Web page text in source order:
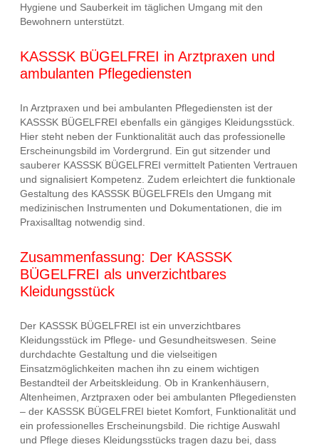
Hygiene und Sauberkeit im täglichen Umgang mit den
Bewohnern unterstützt.
KASSSK BÜGELFREI in Arztpraxen und
ambulanten Pflegediensten
In Arztpraxen und bei ambulanten Pflegediensten ist der
KASSSK BÜGELFREI ebenfalls ein gängiges Kleidungsstück.
Hier steht neben der Funktionalität auch das professionelle
Erscheinungsbild im Vordergrund. Ein gut sitzender und
sauberer KASSSK BÜGELFREI vermittelt Patienten Vertrauen
und signalisiert Kompetenz. Zudem erleichtert die funktionale
Gestaltung des KASSSK BÜGELFREIs den Umgang mit
medizinischen Instrumenten und Dokumentationen, die im
Praxisalltag notwendig sind.
Zusammenfassung: Der KASSSK
BÜGELFREI als unverzichtbares
Kleidungsstück
Der KASSSK BÜGELFREI ist ein unverzichtbares
Kleidungsstück im Pflege- und Gesundheitswesen. Seine
durchdachte Gestaltung und die vielseitigen
Einsatzmöglichkeiten machen ihn zu einem wichtigen
Bestandteil der Arbeitskleidung. Ob in Krankenhäusern,
Altenheimen, Arztpraxen oder bei ambulanten Pflegediensten
– der KASSSK BÜGELFREI bietet Komfort, Funktionalität und
ein professionelles Erscheinungsbild. Die richtige Auswahl
und Pflege dieses Kleidungsstücks tragen dazu bei, dass